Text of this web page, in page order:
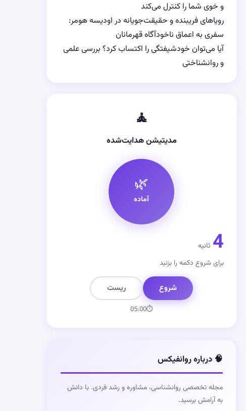
و خوی شما را کنترل می‌کند
رویاهای فریبنده و حقیقت‌جویانه در اودیسه هومر:
سفری به اعماق ناخودآگاه قهرمانان
آیا می‌توان خودشیفتگی را اکتساب کرد؟ بررسی علمی
و روانشناختی
🧘
مدیتیشن هدایت‌شده
🌿
آماده
4 ثانیه
برای شروع دکمه را بزنید
شروع ریست
⏱
05:00
🧠 درباره روانفیکس
مجله تخصصی روانشناسی، مشاوره و رشد فردی. با دانش
به آرامش برسید.